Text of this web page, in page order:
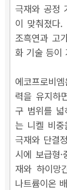
극재와 공정
이 맞춰졌다
조흑연과 고
화 기술 등이
에코프로비
력을 유지하
구 범위를 넓
는 니켈 비
극재와 단결
시에 보급형
재와 하이망
나트륨이온